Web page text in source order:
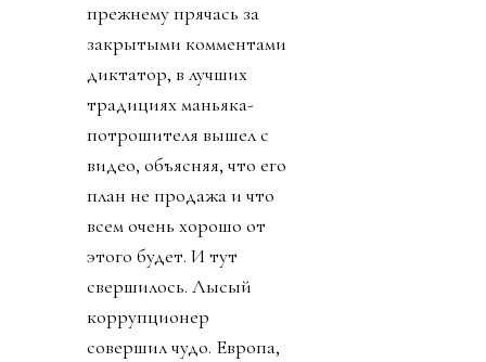
прежнему прячась за
закрытыми комментами
диктатор, в лучших
традициях маньяка-
потрошителя вышел с
видео, объясняя, что его
план не продажа и что
всем очень хорошо от
этого будет. И тут
свершилось. Лысый
коррупционер
совершил чудо. Европа,